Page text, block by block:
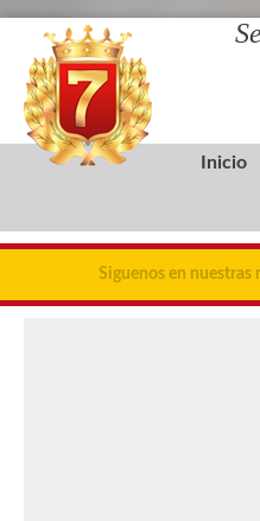
Inicio
Siguenos en nuestras